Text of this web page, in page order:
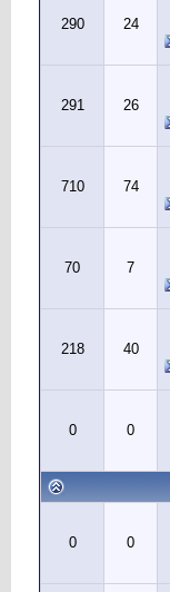
24
290
26
291
74
710
7
70
40
218
0
0
0
0